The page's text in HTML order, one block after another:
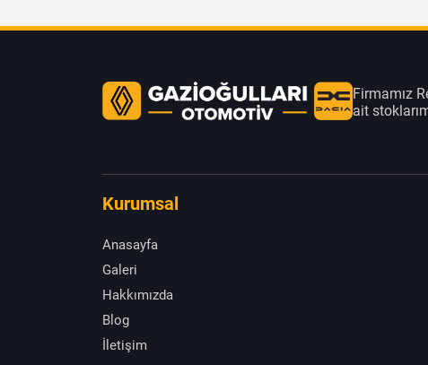
Firmamız
ait
Kurumsal
Anasayfa
Galeri
Hakkımızda
Blog
İletişim